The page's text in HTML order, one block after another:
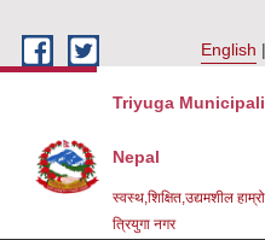
English
Triyuga
Nepal
स्वस्थ,शिक्षित,उद्यमशील
त्रियुगा नगर